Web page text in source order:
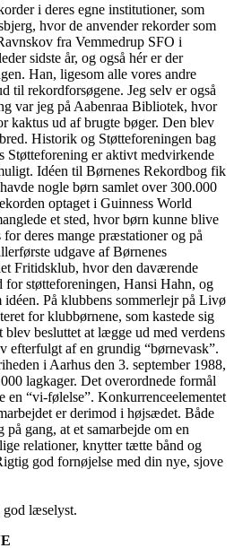
i deres egne institutioner, som
hvor de anvender rekorder som
fra Vemmedrup SFO i
sidste år, og også hér er der
Han, ligesom alle vores andre
til rekordforsøgene. Jeg selv er også
var jeg på Aabenraa Bibliotek, hvor
kaktus ud af brugte bøger. Den blev
Historik og Støtteforeningen bag
Støtteforening er aktivt medvirkende
Idéen til Børnenes Rekordbog fik
nogle børn samlet over 300.000
optaget i Guinness World
et sted, hvor børn kunne blive
deres mange præstationer og på
udgave af Børnenes
Fritidsklub, hvor den daværende
støtteforeningen, Hansi Hahn, og
idéen. På klubbens sommerlejr på Livø
for klubbørnene, som kastede sig
besluttet at lægge ud med verdens
efterfulgt af en grundig “børnevask”.
i Aarhus den 3. september 1988,
lagkager. Det overordnede formål
en “vi-følelse”. Konkurrenceelementet
er derimod i højsædet. Både
gang, at et samarbejde om en
relationer, knytter tætte bånd og
god fornøjelse med din nye, sjove
god læselyst.